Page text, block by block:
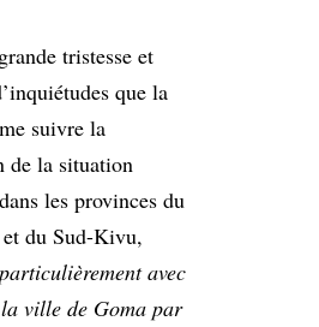
tristesse et
que la
suivre la
de la situation
les provinces du
du Sud-Kivu,
avec
ville de Goma par